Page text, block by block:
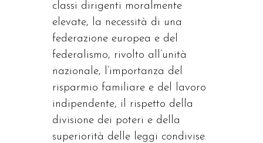
classi dirigenti moralmente
elevate, la necessità di una
federazione europea e del
federalismo, rivolto all’unità
nazionale, l’importanza del
risparmio familiare e del lavoro
indipendente, il rispetto della
divisione dei poteri e della
superiorità delle leggi condivise.